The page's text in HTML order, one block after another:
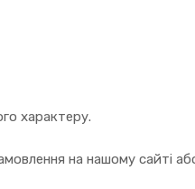
характеру.
на нашому сайті